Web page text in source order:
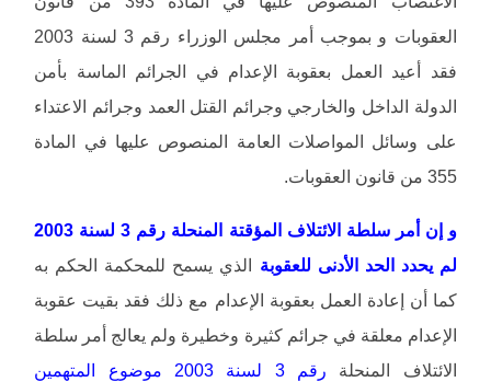
العقوبات و بموجب أمر مجلس الوزراء رقم 3 لسنة 2003
فقد أعيد العمل بعقوبة الإعدام في الجرائم الماسة بأمن
الدولة الداخل والخارجي وجرائم القتل العمد وجرائم الاعتداء
على وسائل المواصلات العامة المنصوص عليها في المادة
355 من قانون العقوبات.
و إن أمر سلطة الائتلاف المؤقتة المنحلة رقم 3 لسنة 2003
لم يحدد الحد الأدنى للعقوبة
الذي يسمح للمحكمة الحكم به
كما أن إعادة العمل بعقوبة الإعدام مع ذلك فقد بقيت عقوبة
الإعدام معلقة في جرائم كثيرة وخطيرة ولم يعالج أمر سلطة
الائتلاف المنحلة
رقم 3 لسنة 2003 موضوع المتهمين